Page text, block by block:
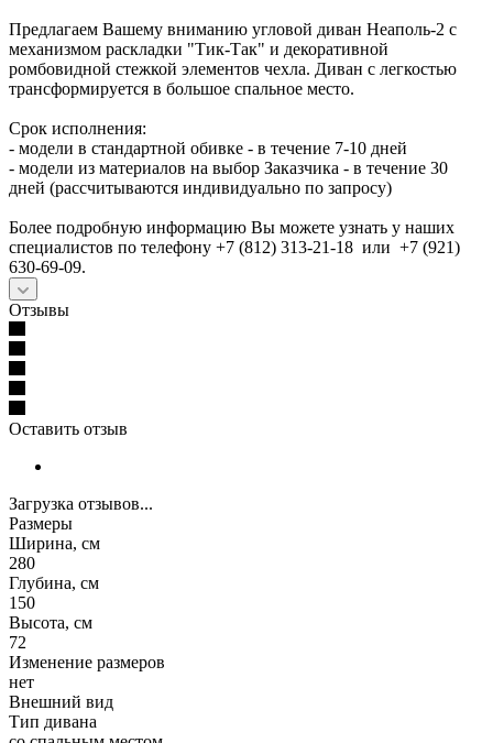
Предлагаем Вашему вниманию угловой диван Неаполь-2 с
механизмом раскладки "Тик-Так" и декоративной
ромбовидной стежкой элементов чехла. Диван с легкостью
трансформируется в большое спальное место.
Срок исполнения:
- модели в стандартной обивке - в течение 7-10 дней
- модели из материалов на выбор Заказчика - в течение 30
дней (рассчитываются индивидуально по запросу)
Более подробную информацию Вы можете узнать у наших
специалистов по телефону +7 (812) 313-21-18 или +7 (921)
630-69-09.
Отзывы
Оставить отзыв
Загрузка отзывов...
Размеры
Ширина, см
280
Глубина, см
150
Высота, см
72
Изменение размеров
нет
Внешний вид
Тип дивана